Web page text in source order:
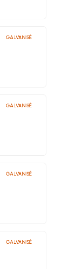
GALVANISÉ
GALVANISÉ
GALVANISÉ
GALVANISÉ